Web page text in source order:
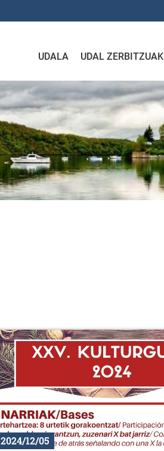
UDALA UDAL ZERBITZUAK
2024/12/05